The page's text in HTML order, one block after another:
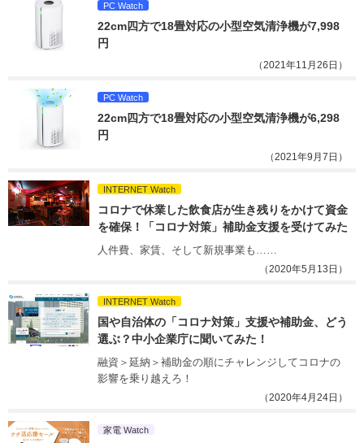
PC Watch
22cm四方で18畳対応の小型空気清浄機が7,998
円
（2021年11月26日）
PC Watch
22cm四方で18畳対応の小型空気清浄機が6,298
円
（2021年9月7日）
INTERNET Watch
コロナで休業した飲食店が生き残りをかけて資金
を確保！「コロナ対策」補助金支援を受けてみた
人件費、家賃、そして新規事業も……
（2020年5月13日）
INTERNET Watch
国や自治体の「コロナ対策」支援や補助金、どう
選ぶ？中小企業庁に聞いてみた！
融資＞延納＞補助金の順にチャレンジしてコロナの
影響を乗り越えろ！
（2020年4月24日）
家電 Watch